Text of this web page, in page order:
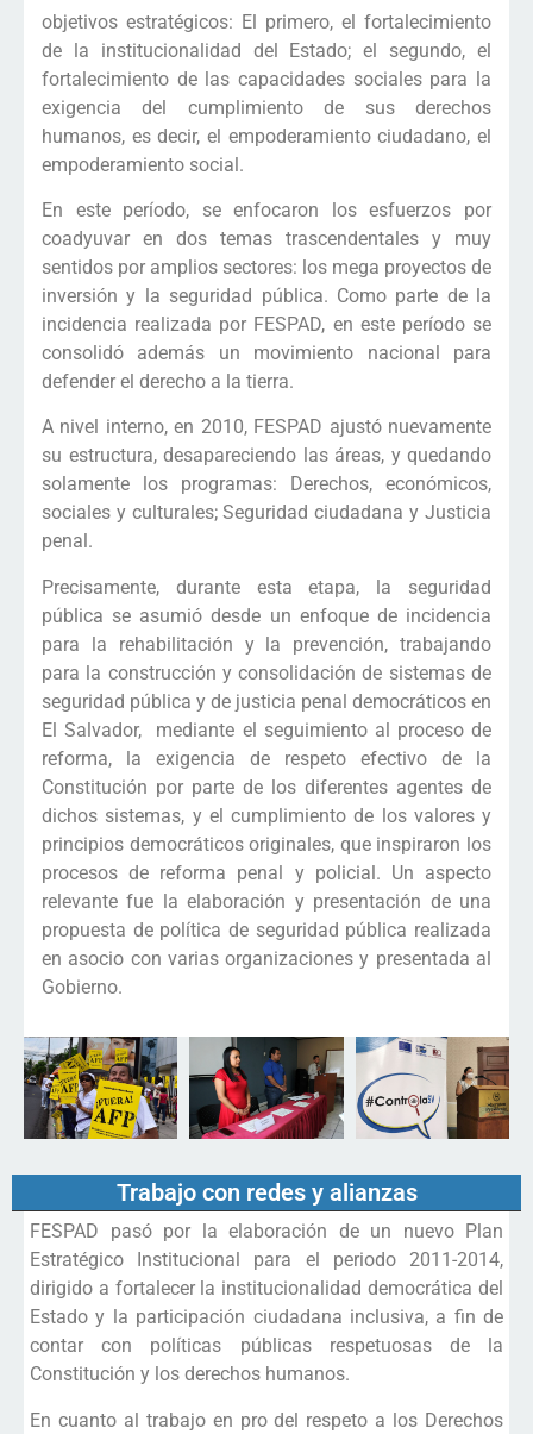
objetivos estratégicos: El primero, el fortalecimiento
de la institucionalidad del Estado; el segundo, el
fortalecimiento de las capacidades sociales para la
exigencia del cumplimiento de sus derechos
humanos, es decir, el empoderamiento ciudadano, el
empoderamiento social.
En este período, se enfocaron los esfuerzos por
coadyuvar en dos temas trascendentales y muy
sentidos por amplios sectores: los mega proyectos de
inversión y la seguridad pública. Como parte de la
incidencia realizada por FESPAD, en este período se
consolidó además un movimiento nacional para
defender el derecho a la tierra.
A nivel interno, en 2010, FESPAD ajustó nuevamente
su estructura, desapareciendo las áreas, y quedando
solamente los programas: Derechos, económicos,
sociales y culturales; Seguridad ciudadana y Justicia
penal.
Precisamente, durante esta etapa, la seguridad
pública se asumió desde un enfoque de incidencia
para la rehabilitación y la prevención, trabajando
para la construcción y consolidación de sistemas de
seguridad pública y de justicia penal democráticos en
El Salvador, mediante el seguimiento al proceso de
reforma, la exigencia de respeto efectivo de la
Constitución por parte de los diferentes agentes de
dichos sistemas, y el cumplimiento de los valores y
principios democráticos originales, que inspiraron los
procesos de reforma penal y policial. Un aspecto
relevante fue la elaboración y presentación de una
propuesta de política de seguridad pública realizada
en asocio con varias organizaciones y presentada al
Gobierno.
Trabajo con redes y alianzas
FESPAD pasó por la elaboración de un nuevo Plan
Estratégico Institucional para el periodo 2011-2014,
dirigido a fortalecer la institucionalidad democrática del
Estado y la participación ciudadana inclusiva, a fin de
contar con políticas públicas respetuosas de la
Constitución y los derechos humanos.
En cuanto al trabajo en pro del respeto a los Derechos